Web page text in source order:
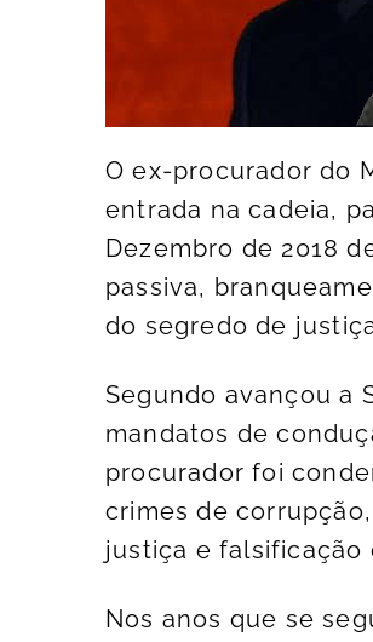
O ex-procurador do
entrada na cadeia,
Dezembro de 2018
passiva,
do segredo de
Segundo avançou a
mandatos de
procurador foi
crimes de
justiça e falsificação
Nos anos que se